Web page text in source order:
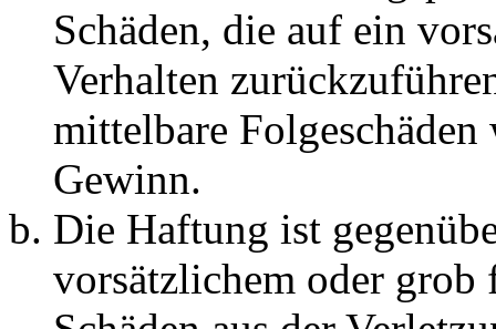
Schäden, die auf ein
Verhalten
mittelbare Folgeschäden
Gewinn.
Die Haftung ist
vorsätzlichem oder grob